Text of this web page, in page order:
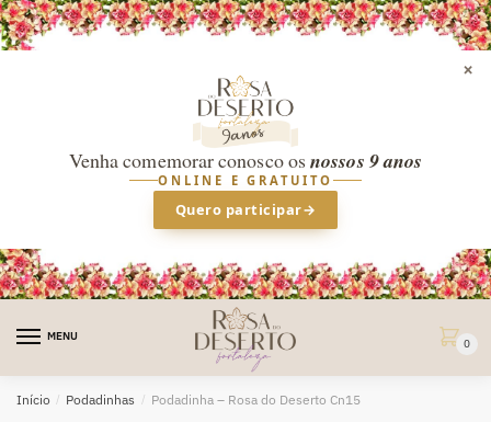
×
Venha comemorar conosco osnossos 9 anos
ONLINE E GRATUITO
Quero participar→
MENU
0
Início / Podadinhas / Podadinha – Rosa do Deserto Cn15